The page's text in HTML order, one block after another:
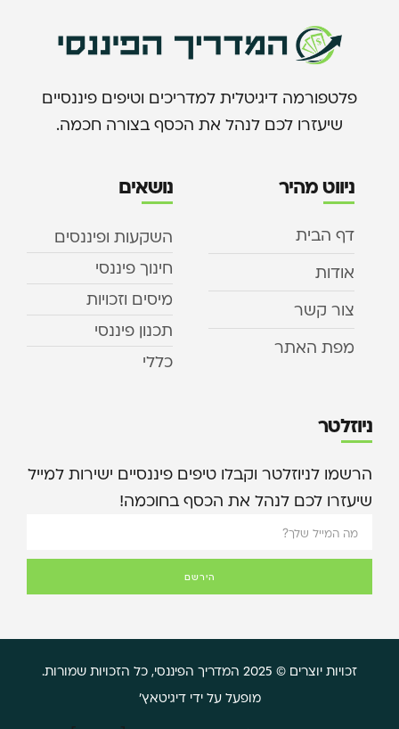
פלטפורמה דיגיטלית למדריכים וטיפים פיננסיים
שיעזרו לכם לנהל את הכסף בצורה חכמה.
ניווט מהיר
דף הבית
אודות
צור קשר
מפת האתר
נושאים
השקעות ופיננסים
חינוך פיננסי
מיסים וזכויות
תכנון פיננסי
כללי
ניוזלטר
הרשמו לניוזלטר וקבלו טיפים פיננסיים ישירות למייל
שיעזרו לכם לנהל את הכסף בחוכמה!
הירשם
זכויות יוצרים © 2025 המדריך הפיננסי, כל הזכויות שמורות.
מופעל על ידי דיגיטאץ'